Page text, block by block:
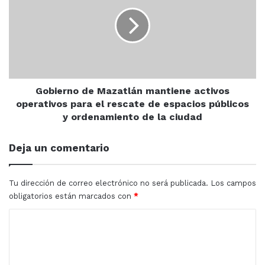
que nos llevará a poder llegar a
2.5 millones de pasajeros al cierre
Han sido determinantes en el incremento de pasajeros
aéreos: la disminución en casos de COVID, la confianza
para regresar a Culiacán en viajes de placer o para
negocios.
rescate
espacios
de
la
Gobierno de Mazatlán mantiene activos
operativos para el rescate de espacios públicos
y ordenamiento de la ciudad
Deja un comentario
Tu dirección de correo electrónico no será publicada. Los campos
obligatorios están marcados con *